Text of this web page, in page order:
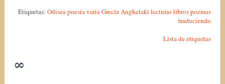
Etiquetas:OdiseapoesíavariaGreciaAnghelaki lecturaslibrospoemas
traduciendo
Lista de etiquetas
∞